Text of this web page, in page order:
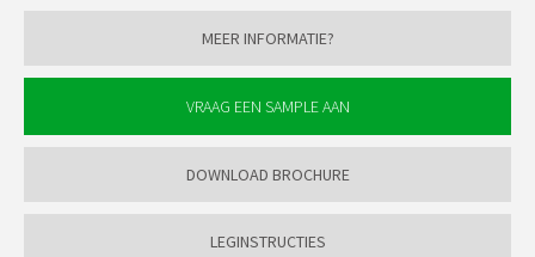
MEER INFORMATIE?
DOWNLOAD BROCHURE
LEGINSTRUCTIES